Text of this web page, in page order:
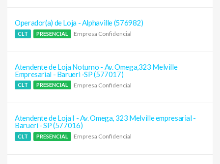
Operador(a) de Loja - Alphaville (576982)
CLT PRESENCIAL Empresa Confidencial
Atendente de Loja Noturno - Av. Omega,323 Melville
Empresarial - Barueri -SP (577017)
CLT PRESENCIAL Empresa Confidencial
Atendente de Loja I - Av. Omega, 323 Melville empresarial -
Barueri - SP (577016)
CLT PRESENCIAL Empresa Confidencial